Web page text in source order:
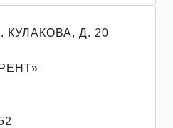
КУЛАКОВА, Д. 20